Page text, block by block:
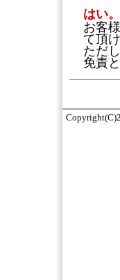
はい。
お客
て頂
ただ
免責